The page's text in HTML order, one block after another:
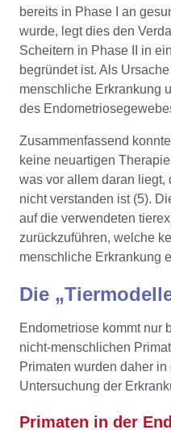
bereits in Phase I an
wurde, legt dies den
Scheitern in Phase II in
begründet ist. Als
menschliche Erkrankung
des
Zusammenfassend
keine neuartigen
was vor allem daran liegt,
nicht verstanden ist (5).
auf die verwendeten
zurückzuführen, welche
menschliche Erkrankung
Die
Endometriose kommt nur
nicht-menschlichen
Primaten wurden daher
Untersuchung der
Primaten in der